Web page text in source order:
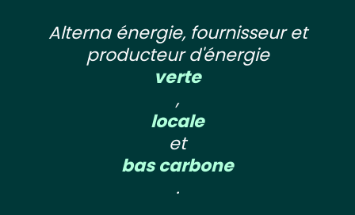
Alterna énergie, fournisseur et
producteur d'énergie
verte
,
locale
et
bas carbone
.